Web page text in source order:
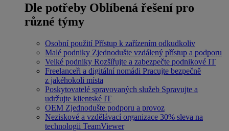
Dle potřeby Oblíbená řešení pro
různé týmy
Osobní použití Přístup k zařízením odkudkoliv
Malé podniky Zjednodušte vzdálený přístup a podporu
Velké podniky Rozšiřujte a zabezpečte podnikové IT
Freelanceři a digitální nomádi Pracujte bezpečně
z jakéhokoli místa
Poskytovatelé spravovaných služeb Spravujte a
udržujte klientské IT
OEM Zjednodušte podporu a provoz
Neziskové a vzdělávací organizace 30% sleva na
technologii TeamViewer